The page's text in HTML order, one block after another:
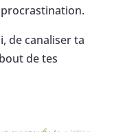
de canaliser ta
de tes